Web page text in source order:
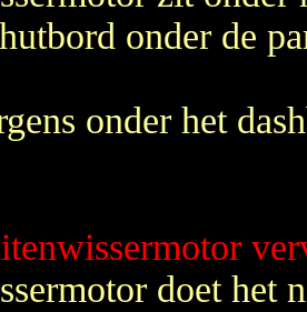
onder de
onder het
doet het